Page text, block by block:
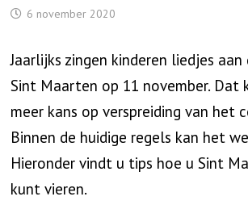
6 november 2020
Jaarlijks zingen kinderen liedjes
Sint Maarten op 11 november. Dat
meer kans op verspreiding van het
Binnen de huidige regels kan het
Hieronder vindt u tips hoe u Sint
kunt vieren.